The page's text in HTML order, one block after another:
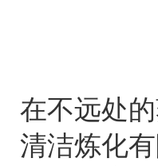
在不远处
清洁炼化